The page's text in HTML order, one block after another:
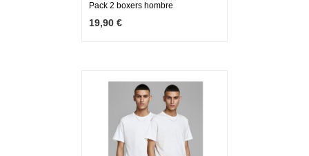
AGOTADO
Pack 2 boxers hombre
19,90 €